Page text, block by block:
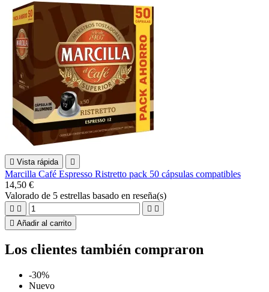
 Vista rápida 
Marcilla Café Espresso Ristretto pack 50 cápsulas compatibles
14,50 €
Valorado de 5 estrellas basado en reseña(s)
   
 Añadir al carrito
Los clientes también compraron
-30%
Nuevo